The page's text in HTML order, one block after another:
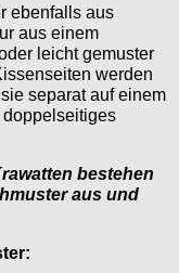
ebenfalls aus
aus einem
leicht gemuster
werden
separat auf einem
bestehen
aus und